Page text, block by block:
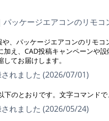
ッケージエアコンのリモコ
、パッケージエアコンのリモ
え、CAD投稿キャンペーンや
てお届けします。
れました (2026/07/01)
のとおりです。文字コマンド
れました (2026/05/24)